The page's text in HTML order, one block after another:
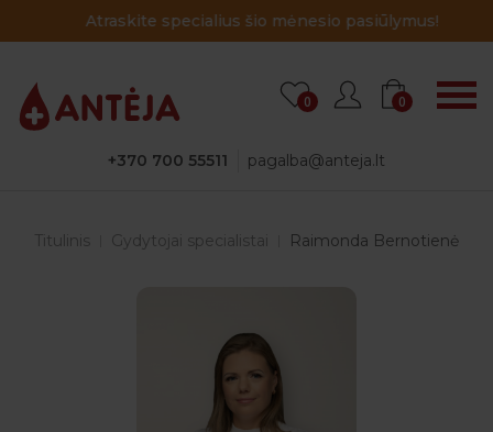
Atraskite specialius šio mėnesio pasiūlymus!
+370 700 55511 pagalba@anteja.lt
0 0
Titulinis Gydytojai specialistai Raimonda Bernotienė